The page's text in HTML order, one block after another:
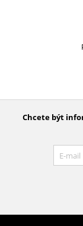
Chcete být